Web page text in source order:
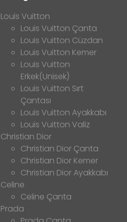
Louis Vuitton
Louis Vuitton Çanta
Louis Vuitton Cüzdan
Louis Vuitton Kemer
Louis Vuitton
Erkek(Unisek)
Louis Vuitton Sırt
Çantası
Louis Vuitton Ayakkabı
Louis Vuitton Valiz
Christian Dior
Christian Dior Çanta
Christian Dior Kemer
Christian Dior Ayakkabı
Celine
Celine Çanta
Prada